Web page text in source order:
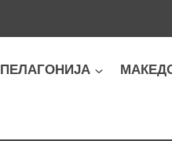
ПЕЛАГОНИЈА